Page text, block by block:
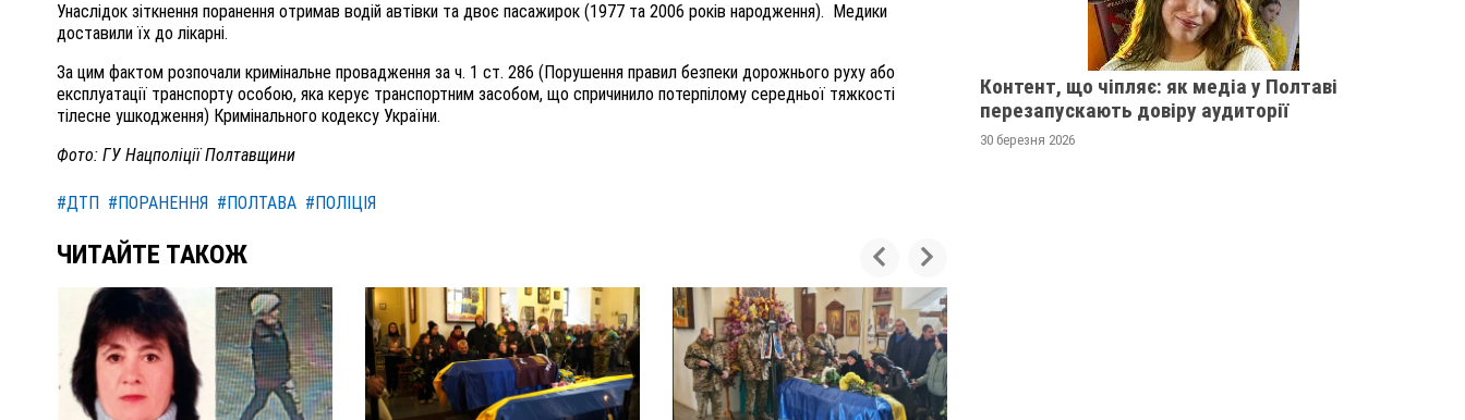
Унаслідок зіткнення поранення отримав водій автівки та двоє пасажирок (1977 та 2006 років народження).
Медики
доставили їх до лікарні.
За цим фактом розпочали кримінальне провадження за ч. 1 ст. 286 (Порушення правил безпеки дорожнього руху або
експлуатації транспорту особою, яка керує транспортним засобом, що спричинило потерпілому середньої тяжкості
тілесне ушкодження) Кримінального кодексу України.
Фото: ГУ Нацполіції Полтавщини
#ДТП #ПОРАНЕННЯ #ПОЛТАВА #ПОЛІЦІЯ
ЧИТАЙТЕ ТАКОЖ
Контент, що чіпляє: як медіа у Полтаві
перезапускають довіру аудиторії
30 березня 2026